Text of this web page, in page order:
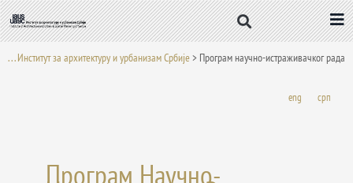
Пређи
на
садржај
. . . Институт за архитектуру и урбанизам Србије> Програм научно-истраживачког рада
eng срп
Програм Научно-